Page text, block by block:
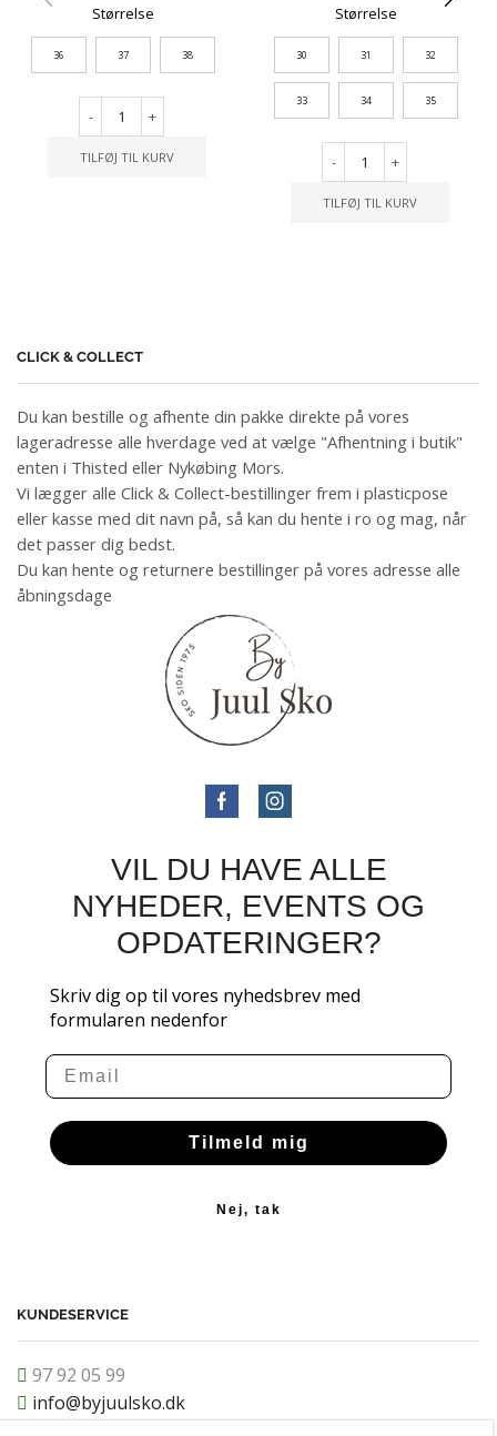
Størrelse
36 37 38
- +
TILFØJ TIL KURV
Størrelse
30 31 32
33 34 35
- +
TILFØJ TIL KURV
CLICK & COLLECT
Du kan bestille og afhente din pakke direkte på vores
lageradresse alle hverdage ved at vælge "Afhentning i butik"
enten i Thisted eller Nykøbing Mors.
Vi lægger alle Click & Collect-bestillinger frem i plasticpose
eller kasse med dit navn på, så kan du hente i ro og mag, når
det passer dig bedst.
Du kan hente og returnere bestillinger på vores adresse alle
åbningsdage
VIL DU HAVE ALLE
NYHEDER, EVENTS OG
OPDATERINGER?
Skriv dig op til vores nyhedsbrev med
formularen nedenfor
Email
Tilmeld mig
Nej, tak
KUNDESERVICE
97 92 05 99
info@byjuulsko.dk